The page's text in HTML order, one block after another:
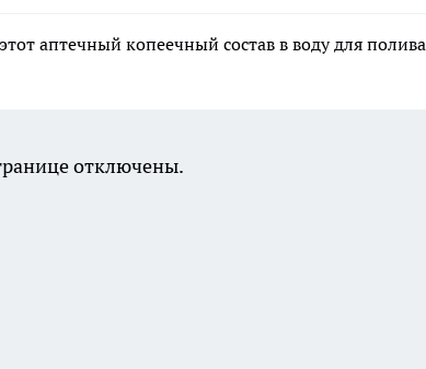
аптечный копеечный состав в воду для полива
отключены.